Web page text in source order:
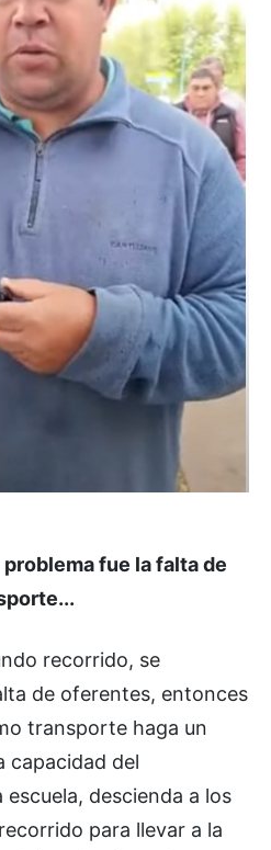
fue la falta de
recorrido, se
de oferentes, entonces
transporte haga un
capacidad del
descienda a los
para llevar a la